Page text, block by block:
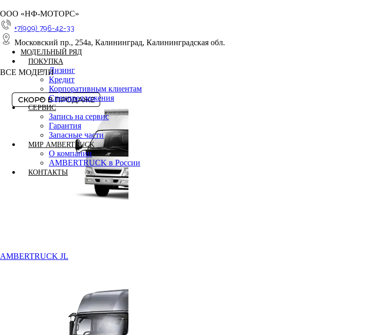
ООО «НФ-МОТОРС»
+7(909) 796-42-33
Московский пр., 254а, Калининград, Калининградская обл.
МОДЕЛЬНЫЙ РЯД
ПОКУПКА
Лизинг
Кредит
Корпоративным клиентам
Спецпредложения
СЕРВИС
Запись на сервис
Гарантия
Запасные части
МИР AMBERTRUCK
О компании
AMBERTRUCK в России
КОНТАКТЫ
ВСЕ МОДЕЛИ
AMBERTRUCK JL